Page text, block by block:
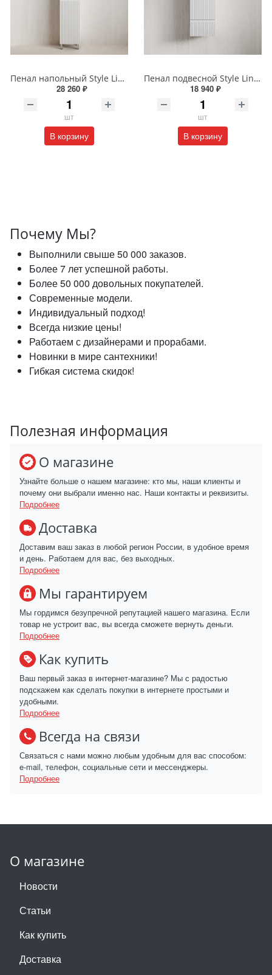
Пенал напольный Style Line МАРОККО 36 см ЛС-00002515 белый матовый
28 260 ₽
шт
В корзину
Пенал подвесной Style Line МАРОККО 36 см ЛС-00002523 белый матовый
18 940 ₽
шт
В корзину
Почему Мы?
Выполнили свыше 50 000 заказов.
Более 7 лет успешной работы.
Более 50 000 довольных покупателей.
Современные модели.
Индивидуальный подход!
Всегда низкие цены!
Работаем с дизайнерами и прорабами.
Новинки в мире сантехники!
Гибкая система скидок!
Полезная информация
О магазине
Узнайте больше о нашем магазине: кто мы, наши клиенты и
почему они выбрали именно нас. Наши контакты и реквизиты.
Подробнее
Доставка
Доставим ваш заказ в любой регион России, в удобное время
и день. Работаем для вас, без выходных.
Подробнее
Мы гарантируем
Мы гордимся безупречной репутацией нашего магазина. Если
товар не устроит вас, вы всегда сможете вернуть деньги.
Подробнее
Как купить
Ваш первый заказ в интернет-магазине? Мы с радостью
подскажем как сделать покупки в интернете простыми и
удобными.
Подробнее
Всегда на связи
Связаться с нами можно любым удобным для вас способом:
e-mail, телефон, социальные сети и мессенджеры.
Подробнее
О магазине
Новости
Статьи
Как купить
Доставка